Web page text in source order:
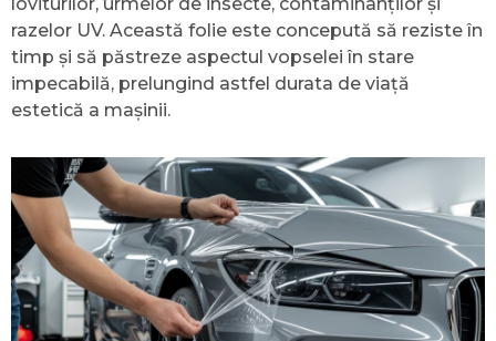
razelor UV. Această folie este concepută să reziste în
timp și să păstreze aspectul vopselei în stare
impecabilă, prelungind astfel durata de viață
estetică a mașinii.